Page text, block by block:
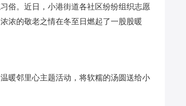
俗。近日，小港街道各社区纷纷组织志愿
浓的敬老之情在冬至日燃起了一股股暖
暖邻里心主题活动，将软糯的汤圆送给小